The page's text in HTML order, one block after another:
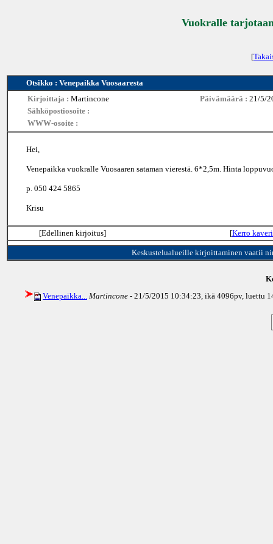
Vuokralle
[
Otsikko : Venepaikka Vuosaaresta
Kirjoittaja : Martincone Päivämäärä : 21/5/
Sähköpostiosoite :
WWW-osoite :
Hei,
Venepaikka vuokralle Vuosaaren sataman vierestä. 6*2,5m. Hinta
p. 050 424 5865
Krisu
[Edellinen kirjoitus] [Kerro
Keskustelualueille kirjoittaminen vaatii
Venepaikka... Martincone - 21/5/2015 10:34:23, ikä 4096pv, luettu